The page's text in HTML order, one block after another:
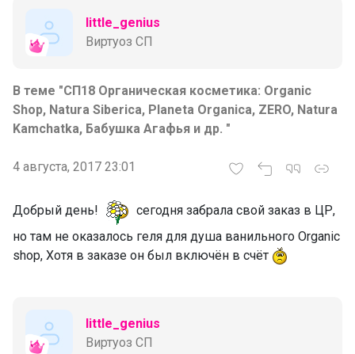
little_genius
Виртуоз СП
В теме "СП18 Органическая косметика: Organic
Shop, Natura Siberica, Planeta Organica, ZERO, Natura
Kamchatka, Бабушка Агафья и др. "
4 августа, 2017 23:01
Добрый день!
сегодня забрала свой заказ в ЦР,
но там не оказалось геля для душа ванильного Organic
shop, Хотя в заказе он был включён в счёт
little_genius
Виртуоз СП